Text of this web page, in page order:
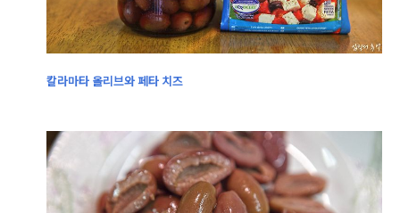
칼라마타 올리브와 페타 치즈